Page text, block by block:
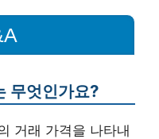
무엇인가요?
거래 가격을 나타내